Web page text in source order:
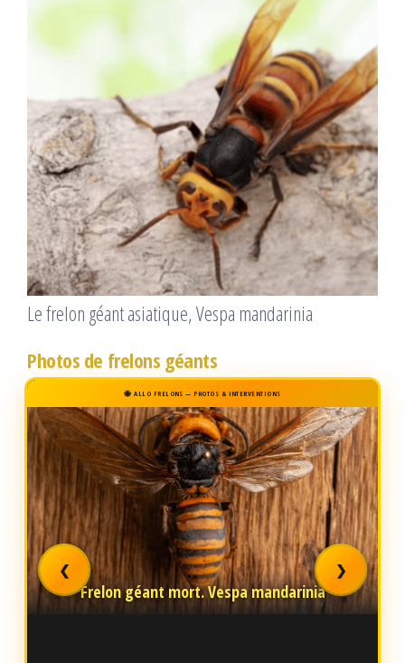
Le frelon géant asiatique, Vespa mandarinia
Photos de frelons géants
Frelon géant mort. Vespa mandarinia
❮ ❯